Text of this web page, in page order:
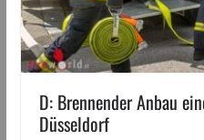
D: Brennender Anbau
Düsseldorf